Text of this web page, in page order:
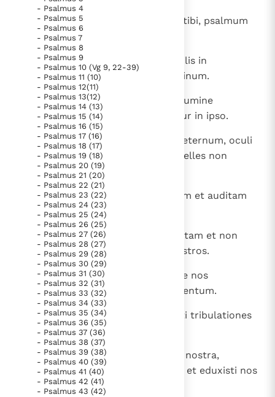
Leer de kostbare parel van Gods koninkrijk te
herkennen
Gods Koninkrijk groeit stilletjes door liefde, niet door
dwang
De mystiek. De mystieke verschijnselen en de
heiligheid
Berichten
Het Vaticaan publiceert een nieuwe Latijnse uitgave
van het Romeins martyrologium
Vaticaanse financiële waakhond verliest autonomie
Paus spreekt het Wereldvoedselprogramma toe
Paus Leo XIV in Pavia: "De stad is zowel een gave als
een taak"
Paus in Pavia: St. Augustinus toont ons de noodzaak om
"naar het innerlijk" toe te keren.
RK Documenten stelt heel veel belangrijke
kerkelijke documenten van de Rooms
Katholieke Kerk in het Nederlands beschikbaar
en is volledig afhankelijk van donaties.
Ik help mee!
- Psalmus 4
- Psalmus 5
- Psalmus 6
- Psalmus 7
- Psalmus 8
- Psalmus 9
- Psalmus 10 (Vg 9, 22-39)
- Psalmus 11 (10)
- Psalmus 12(11)
- Psalmus 13(12)
- Psalmus 14 (13)
- Psalmus 15 (14)
- Psalmus 16 (15)
- Psalmus 17 (16)
- Psalmus 18 (17)
- Psalmus 19 (18)
- Psalmus 20 (19)
- Psalmus 21 (20)
- Psalmus 22 (21)
- Psalmus 23 (22)
- Psalmus 24 (23)
- Psalmus 25 (24)
- Psalmus 26 (25)
- Psalmus 27 (26)
- Psalmus 28 (27)
- Psalmus 29 (28)
- Psalmus 30 (29)
- Psalmus 31 (30)
- Psalmus 32 (31)
- Psalmus 33 (32)
- Psalmus 34 (33)
- Psalmus 35 (34)
- Psalmus 36 (35)
- Psalmus 37 (36)
- Psalmus 38 (37)
- Psalmus 39 (38)
- Psalmus 40 (39)
- Psalmus 41 (40)
- Psalmus 42 (41)
- Psalmus 43 (42)
Omnis terra adoret te et psallat tibi, psalmum
dicat nomini tuo ".
Venite et videte opera Dei, terribilis in
adinventionibus super filios hominum.
Convertit mare in aridam, et in flumine
pertransibunt pede; ibi laetabimur in ipso.
Qui dominatur in virtute sua in aeternum, oculi
eius super gentes respiciunt; rebelles non
exaltentur in semetipsis.
Benedicite, gentes, Deum nostrum et auditam
facite vocem laudis eius;
qui posuit animam nostram ad vitam et non
dedit in commotionem pedes nostros.
Quoniam probasti nos, Deus; igne nos
examinasti, sicut examinatur argentum.
Induxisti nos in laqueum, posuisti tribulationes
in dorso nostro.
Imposuisti homines super capita nostra,
transivimus per ignem et aquam, et eduxisti nos
in refrigerium.